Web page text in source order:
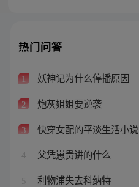
热门问答
1 妖神记为什么停播原因
2 炮灰姐姐要逆袭
3 快穿女配的平淡生活小说
4 父凭崽贵讲的什么
5 利物浦失去科纳特